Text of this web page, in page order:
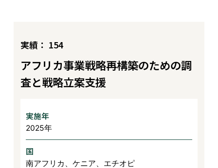
実績： 154
アフリカ事業戦略再構築のための調
査と戦略立案支援
実施年
2025年
国
南アフリカ、ケニア、エチオピ